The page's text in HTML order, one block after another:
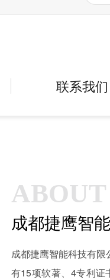
联系我们
ABOUT
成都捷鹰智
成都捷鹰智能科技有
有15项软著、4专利证